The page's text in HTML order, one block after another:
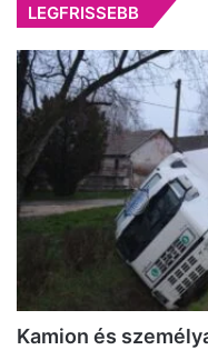
LEGFRISSEBB
Kamion és